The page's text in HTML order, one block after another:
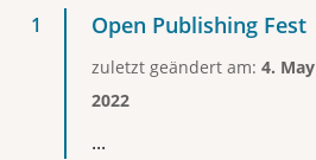
Open Publishing Fest
zuletzt geändert am: 4. May
2022
...